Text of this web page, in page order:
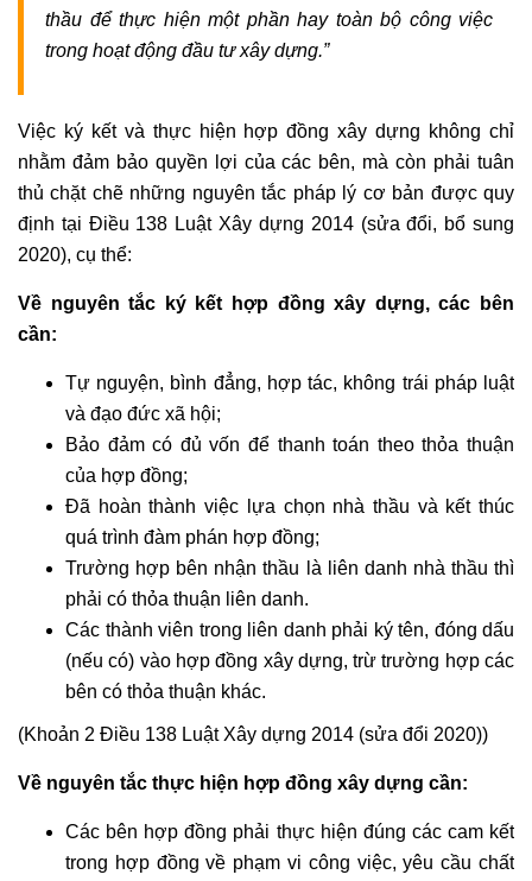
thầu để thực hiện một phần hay toàn bộ công việc
trong hoạt động đầu tư xây dựng.”
Việc ký kết và thực hiện hợp đồng xây dựng không chỉ
nhằm đảm bảo quyền lợi của các bên, mà còn phải tuân
thủ chặt chẽ những nguyên tắc pháp lý cơ bản được quy
định tại Điều 138 Luật Xây dựng 2014 (sửa đổi, bổ sung
2020), cụ thể:
Về nguyên tắc ký kết hợp đồng xây dựng, các bên
cần:
Tự nguyện, bình đẳng, hợp tác, không trái pháp luật
và đạo đức xã hội;
Bảo đảm có đủ vốn để thanh toán theo thỏa thuận
của hợp đồng;
Đã hoàn thành việc lựa chọn nhà thầu và kết thúc
quá trình đàm phán hợp đồng;
Trường hợp bên nhận thầu là liên danh nhà thầu thì
phải có thỏa thuận liên danh.
Các thành viên trong liên danh phải ký tên, đóng dấu
(nếu có) vào hợp đồng xây dựng, trừ trường hợp các
bên có thỏa thuận khác.
(Khoản 2 Điều 138 Luật Xây dựng 2014 (sửa đổi 2020))
Về nguyên tắc thực hiện hợp đồng xây dựng cần:
Các bên hợp đồng phải thực hiện đúng các cam kết
trong hợp đồng về phạm vi công việc, yêu cầu chất